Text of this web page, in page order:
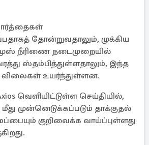
தோன்றுவதாலும், முக்கிய
நீரிணை நடைமுறையில்
ஸ்தம்பித்துள்ளதாலும், இந்த
விலைகள் உயர்ந்துள்ளன.
வெளியிட்டுள்ள செய்தியில்,
முன்னெடுக்கப்படும் தாக்குதல்
குறிவைக்க வாய்ப்புள்ளது